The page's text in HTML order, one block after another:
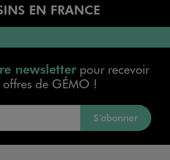
EN FRANCE
newsletterpour recevoir
offres de GÉMO !
S’abonner